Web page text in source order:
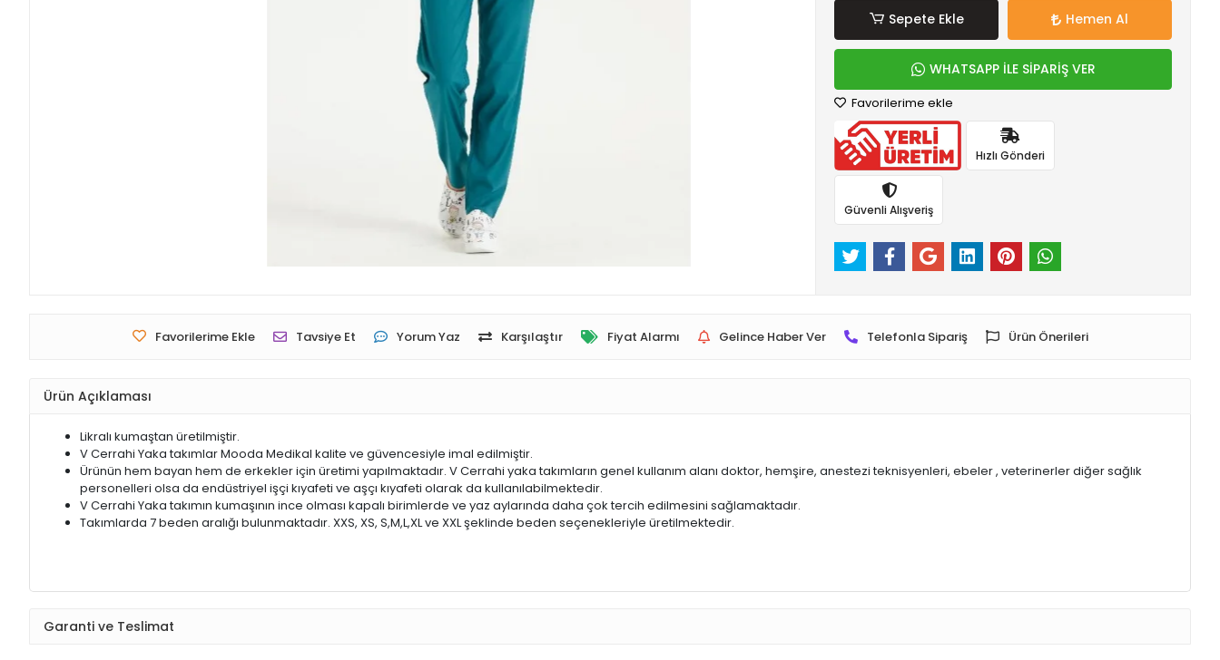
Sepete Ekle Hemen Al
WHATSAPP İLE SİPARİŞ VER
Favorilerime ekle
Hızlı Gönderi
Güvenli Alışveriş
Favorilerime Ekle Tavsiye Et Yorum Yaz Karşılaştır Fiyat Alarmı Gelince Haber Ver Telefonla Sipariş Ürün Önerileri
Ürün Açıklaması
Likralı kumaştan üretilmiştir.
V Cerrahi Yaka takımlar Mooda Medikal kalite ve güvencesiyle imal edilmiştir.
Ürünün hem bayan hem de erkekler için üretimi yapılmaktadır. V Cerrahi yaka takımların genel kullanım alanı doktor, hemşire, anestezi teknisyenleri, ebeler , veterinerler diğer sağlık
personelleri olsa da endüstriyel işçi kıyafeti ve aşçı kıyafeti olarak da kullanılabilmektedir.
V Cerrahi Yaka takımın kumaşının ince olması kapalı birimlerde ve yaz aylarında daha çok tercih edilmesini sağlamaktadır.
Takımlarda 7 beden aralığı bulunmaktadır. XXS, XS, S,M,L,XL ve XXL şeklinde beden seçenekleriyle üretilmektedir.
Garanti ve Teslimat